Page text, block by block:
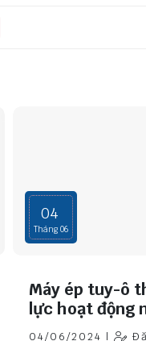
04
Tháng 06
Máy ép tuy-ô
lực hoạt động
thế nào?
04/06/2024 |